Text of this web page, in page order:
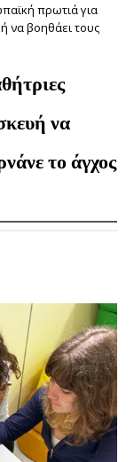
πρωτιά για
να βοηθάει τους
να
το άγχος